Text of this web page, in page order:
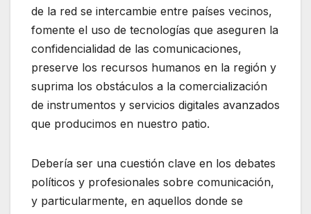
de la red se intercambie entre países vecinos,
fomente el uso de tecnologías que aseguren la
confidencialidad de las comunicaciones,
preserve los recursos humanos en la región y
suprima los obstáculos a la comercialización
de instrumentos y servicios digitales avanzados
que producimos en nuestro patio.
Debería ser una cuestión clave en los debates
políticos y profesionales sobre comunicación,
y particularmente, en aquellos donde se